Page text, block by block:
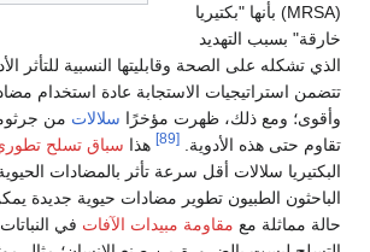
(MRSA) بأنها "بكتيريا
خارقة" بسبب التهديد
الذي تشكله على الصحة وقابليتها النسبية للتأثر
تتضمن استراتيجيات الاستجابة عادة استخدام
وأقوى؛ ومع ذلك، ظهرت مؤخرًا سلالات
تقاوم حتى هذه الأدوية.
[89] هذا سباق تسلح
البكتيريا سلالات أقل سرعة تأثر بالمضادات
الباحثون الطبيون تطوير مضادات حيوية جديدة
حالة مماثلة مع مقاومة مبيدات الآفات في